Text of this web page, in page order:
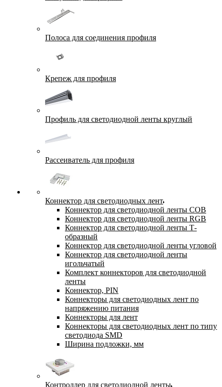
Полоса для соединения профиля
Крепеж для профиля
Профиль для светодиодной ленты круглый
Рассеиватель для профиля
Коннектор для светодиодных лент
Коннектор для светодиодной ленты COB
Коннектор для светодиодной ленты RGB
Коннектор для светодиодной ленты Т-
образный
Коннектор для светодиодной ленты угловой
Коннектор для светодиодной ленты
игольчатый
Комплект коннекторов для светодиодной
ленты
Коннектор, PIN
Коннекторы для светодиодных лент по
напряжению питания
Коннекторы для лент
Коннекторы для светодиодных лент по типу
светодиода SMD
Ширина подложки, мм
Контроллер для светодиодной ленты